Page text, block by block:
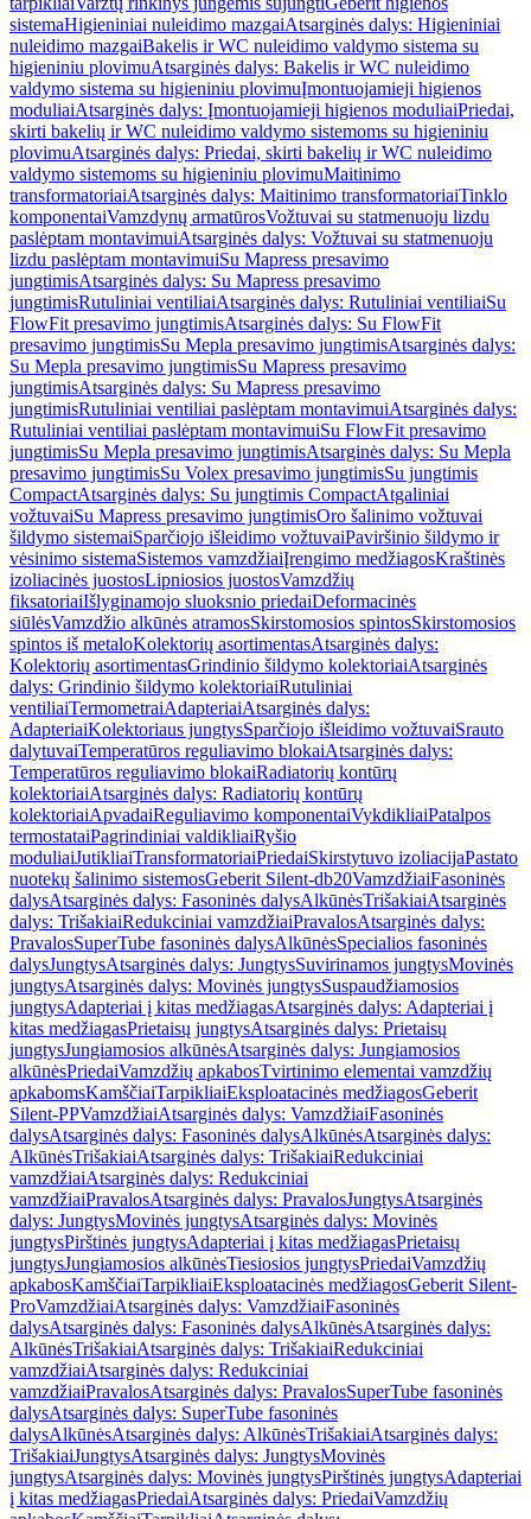
sistemaHigieniniai nuleidimo mazgaiAtsarginės dalys: Higieniniai
nuleidimo mazgaiBakelis ir WC nuleidimo valdymo sistema su
higieniniu plovimuAtsarginės dalys: Bakelis ir WC nuleidimo
valdymo sistema su higieniniu plovimuĮmontuojamieji higienos
moduliaiAtsarginės dalys: Įmontuojamieji higienos moduliaiPriedai,
skirti bakelių ir WC nuleidimo valdymo sistemoms su higieniniu
plovimuAtsarginės dalys: Priedai, skirti bakelių ir WC nuleidimo
valdymo sistemoms su higieniniu plovimuMaitinimo
transformatoriaiAtsarginės dalys: Maitinimo transformatoriaiTinklo
komponentaiVamzdynų armatūrosVožtuvai su statmenuoju lizdu
paslėptam montavimuiAtsarginės dalys: Vožtuvai su statmenuoju
lizdu paslėptam montavimuiSu Mapress presavimo
jungtimisAtsarginės dalys: Su Mapress presavimo
jungtimisRutuliniai ventiliaiAtsarginės dalys: Rutuliniai ventiliaiSu
FlowFit presavimo jungtimisAtsarginės dalys: Su FlowFit
presavimo jungtimisSu Mepla presavimo jungtimisAtsarginės dalys:
Su Mepla presavimo jungtimisSu Mapress presavimo
jungtimisAtsarginės dalys: Su Mapress presavimo
jungtimisRutuliniai ventiliai paslėptam montavimuiAtsarginės dalys:
Rutuliniai ventiliai paslėptam montavimuiSu FlowFit presavimo
jungtimisSu Mepla presavimo jungtimisAtsarginės dalys: Su Mepla
presavimo jungtimisSu Volex presavimo jungtimisSu jungtimis
CompactAtsarginės dalys: Su jungtimis CompactAtgaliniai
vožtuvaiSu Mapress presavimo jungtimisOro šalinimo vožtuvai
šildymo sistemaiSparčiojo išleidimo vožtuvaiPaviršinio šildymo ir
vėsinimo sistemaSistemos vamzdžiaiĮrengimo medžiagosKraštinės
izoliacinės juostosLipniosios juostosVamzdžių
fiksatoriaiIšlyginamojo sluoksnio priedaiDeformacinės
siūlėsVamzdžio alkūnės atramosSkirstomosios spintosSkirstomosios
spintos iš metaloKolektorių asortimentasAtsarginės dalys:
Kolektorių asortimentasGrindinio šildymo kolektoriaiAtsarginės
dalys: Grindinio šildymo kolektoriaiRutuliniai
ventiliaiTermometraiAdapteriaiAtsarginės dalys:
AdapteriaiKolektoriaus jungtysSparčiojo išleidimo vožtuvaiSrauto
dalytuvaiTemperatūros reguliavimo blokaiAtsarginės dalys:
Temperatūros reguliavimo blokaiRadiatorių kontūrų
kolektoriaiAtsarginės dalys: Radiatorių kontūrų
kolektoriaiApvadaiReguliavimo komponentaiVykdikliaiPatalpos
termostataiPagrindiniai valdikliaiRyšio
moduliaiJutikliaiTransformatoriaiPriedaiSkirstytuvo izoliacijaPastato
nuotekų šalinimo sistemosGeberit Silent-db20VamzdžiaiFasoninės
dalysAtsarginės dalys: Fasoninės dalysAlkūnėsTrišakiaiAtsarginės
dalys: TrišakiaiRedukciniai vamzdžiaiPravalosAtsarginės dalys:
PravalosSuperTube fasoninės dalysAlkūnėsSpecialios fasoninės
dalysJungtysAtsarginės dalys: JungtysSuvirinamos jungtysMovinės
jungtysAtsarginės dalys: Movinės jungtysSuspaudžiamosios
jungtysAdapteriai į kitas medžiagasAtsarginės dalys: Adapteriai į
kitas medžiagasPrietaisų jungtysAtsarginės dalys: Prietaisų
jungtysJungiamosios alkūnėsAtsarginės dalys: Jungiamosios
alkūnėsPriedaiVamzdžių apkabosTvirtinimo elementai vamzdžių
apkabomsKamščiaiTarpikliaiEksploatacinės medžiagosGeberit
Silent-PPVamzdžiaiAtsarginės dalys: VamzdžiaiFasoninės
dalysAtsarginės dalys: Fasoninės dalysAlkūnėsAtsarginės dalys:
AlkūnėsTrišakiaiAtsarginės dalys: TrišakiaiRedukciniai
vamzdžiaiAtsarginės dalys: Redukciniai
vamzdžiaiPravalosAtsarginės dalys: PravalosJungtysAtsarginės
dalys: JungtysMovinės jungtysAtsarginės dalys: Movinės
jungtysPirštinės jungtysAdapteriai į kitas medžiagasPrietaisų
jungtysJungiamosios alkūnėsTiesiosios jungtysPriedaiVamzdžių
apkabosKamščiaiTarpikliaiEksploatacinės medžiagosGeberit Silent-
ProVamzdžiaiAtsarginės dalys: VamzdžiaiFasoninės
dalysAtsarginės dalys: Fasoninės dalysAlkūnėsAtsarginės dalys:
AlkūnėsTrišakiaiAtsarginės dalys: TrišakiaiRedukciniai
vamzdžiaiAtsarginės dalys: Redukciniai
vamzdžiaiPravalosAtsarginės dalys: PravalosSuperTube fasoninės
dalysAtsarginės dalys: SuperTube fasoninės
dalysAlkūnėsAtsarginės dalys: AlkūnėsTrišakiaiAtsarginės dalys:
TrišakiaiJungtysAtsarginės dalys: JungtysMovinės
jungtysAtsarginės dalys: Movinės jungtysPirštinės jungtysAdapteriai
į kitas medžiagasPriedaiAtsarginės dalys: PriedaiVamzdžių